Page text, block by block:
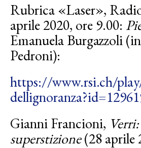
Rubrica «Laser»,
aprile 2020, ore 9.00:
Emanuela Burgazzoli
Pedroni):
https://www.rsi.ch/
Gianni Francioni,
superstizione(28 aprile